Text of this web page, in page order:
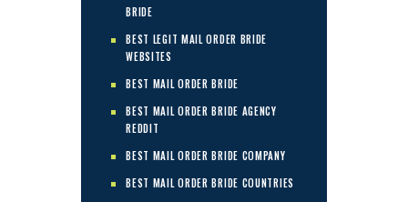
BRIDE
BEST LEGIT MAIL ORDER BRIDE
WEBSITES
BEST MAIL ORDER BRIDE
BEST MAIL ORDER BRIDE AGENCY
REDDIT
BEST MAIL ORDER BRIDE COMPANY
BEST MAIL ORDER BRIDE COUNTRIES